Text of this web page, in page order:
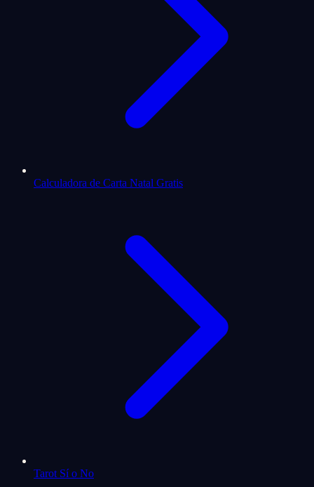
Calculadora de Carta Natal Gratis
Tarot Sí o No